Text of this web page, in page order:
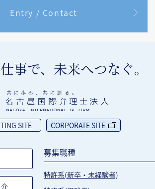
Entry / Contact
事で、未来へつなぐ｡
SITE CORPORATE SITE
募集職種
特許系(新卒・未経験者)